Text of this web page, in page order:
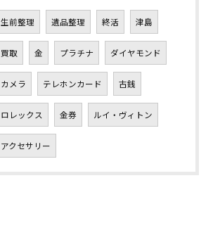
生前整理 遺品整理 終活 津島
買取 金 プラチナ ダイヤモンド
カメラ テレホンカード 古銭
ロレックス 金券 ルイ・ヴィトン
アクセサリー